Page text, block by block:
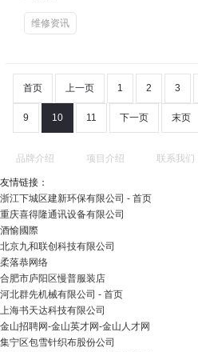
维修资讯
首页 上一页 1 2 3
9 10 11 下一页 末页
品牌介绍 项目介绍 联系我们
友情链接：
浙江下城区建新环保有限公司 - 首页
重庆喜得隆通讯设备有限公司
酒愉國際
北京九和联创科技有限公司
柔落恭网络
合肥市庐阳区慢普服装店
河北群先机械有限公司 - 首页
上海书天达科技有限公司
金山招聘网-金山英才网-金山人才网
集宁区包雪针织布股份公司